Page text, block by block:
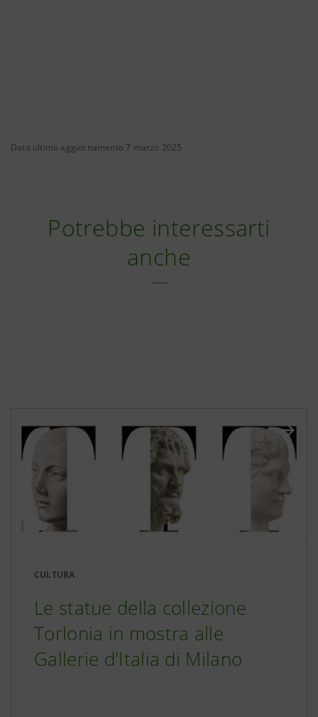
Data ultimo aggiornamento 7 marzo 2025
Potrebbe interessarti
anche
CULTURA
Le statue della collezione
Torlonia in mostra alle
Gallerie d'Italia di Milano